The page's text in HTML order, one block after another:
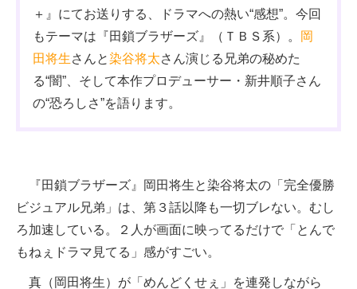
＋』にてお送りする、ドラマへの熱い“感想”。今回
もテーマは『田鎖ブラザーズ』（ＴＢＳ系）。
岡
田将生さんと染谷将太さん演じる兄弟の秘めた
る“闇”、そして本作プロデューサー・新井順子さん
の“恐ろしさ”を語ります。
『田鎖ブラザーズ』岡田将生と染谷将太の「完全優勝
ビジュアル兄弟」は、第３話以降も一切ブレない。むし
ろ加速している。２人が画面に映ってるだけで「とんで
もねぇドラマ見てる」感がすごい。
真（岡田将生）が「めんどくせぇ」を連発しながら